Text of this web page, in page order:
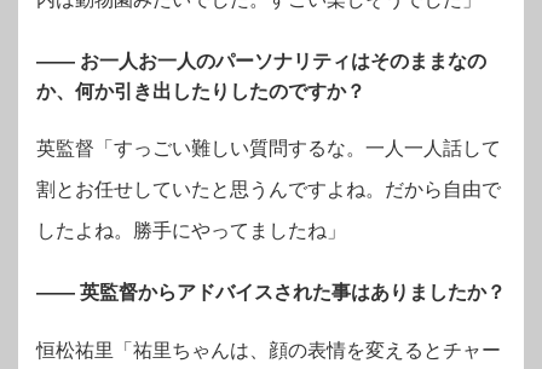
―― お一人お一人のパーソナリティはそのままなの
か、何か引き出したりしたのですか？
英監督「すっごい難しい質問するな。一人一人話して
割とお任せしていたと思うんですよね。だから自由で
したよね。勝手にやってましたね」
―― 英監督からアドバイスされた事はありましたか？
恒松祐里「祐里ちゃんは、顔の表情を変えるとチャー